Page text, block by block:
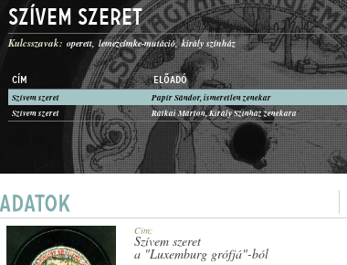
MŰFAJ: OPERETTBETÉT
MEGJELENÉS IDEJE: 1910 KÖRÜL
Szívem szeret
Kulcsszavak: operett lemezcímke-mutáció király színház
CÍM ELŐADÓ
Szívem szeret Papír Sándor, ismeretlen zenekar
Szívem szeret
Rátkai Márton, Király Színház zenekara
Cím:
Szívem szeret
a "Luxemburg grófjá"-ból